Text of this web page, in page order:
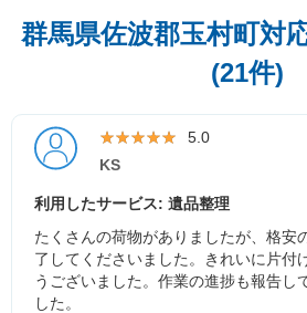
群馬県佐波郡玉村町対
(21件)
★★★★★
★★★★★ 5.0
KS
利用したサービス: 遺品整理
たくさんの荷物がありましたが、格安
了してくださいました。きれいに片付
うございました。作業の進捗も報告し
した。